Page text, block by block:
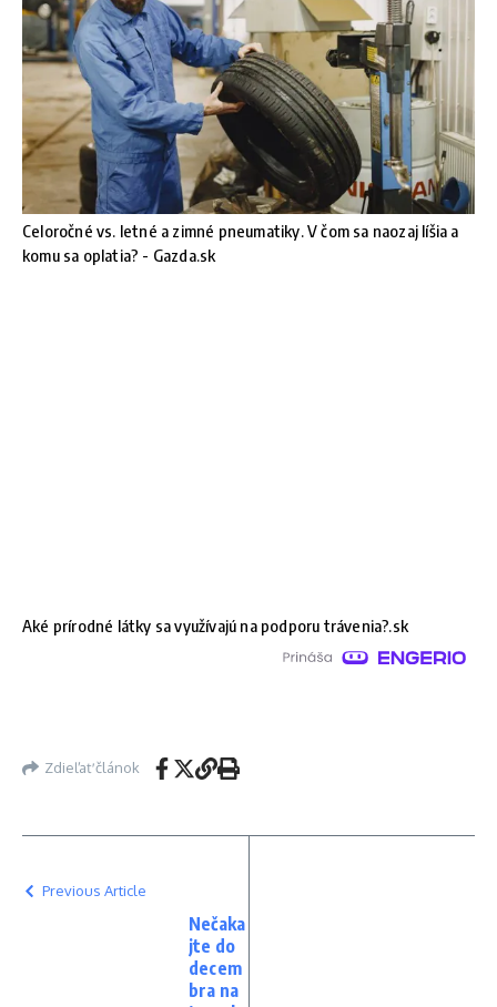
Celoročné vs. letné a zimné pneumatiky. V čom sa naozaj líšia a
komu sa oplatia? - Gazda.sk
Aké prírodné látky sa využívajú na podporu trávenia?.sk
Zdieľať článok
Previous Article
Nečaka
jte do
decem
bra na